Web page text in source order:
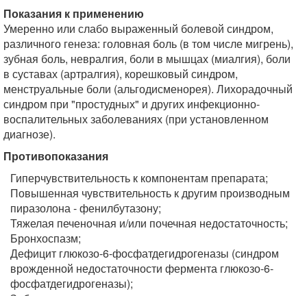
Показания к применению
Умеренно или слабо выраженный болевой синдром,
различного генеза: головная боль (в том числе мигрень),
зубная боль, невралгия, боли в мышцах (миалгия), боли
в суставах (артралгия), корешковый синдром,
менструальные боли (альгодисменорея). Лихорадочный
синдром при "простудных" и других инфекционно-
воспалительных заболеваниях (при установленном
диагнозе).
Противопоказания
Гиперчувствительность к компонентам препарата;
Повышенная чувствительность к другим производным
пиразолона - фенилбутазону;
Тяжелая печеночная и/или почечная недостаточность;
Бронхоспазм;
Дефицит глюкозо-6-фосфатдегидрогеназы (синдром
врожденной недостаточности фермента глюкозо-6-
фосфатдегидрогеназы);